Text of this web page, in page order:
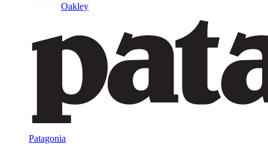
Oakley
Patagonia